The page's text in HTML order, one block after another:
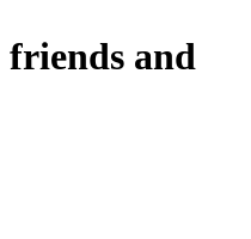
friends and